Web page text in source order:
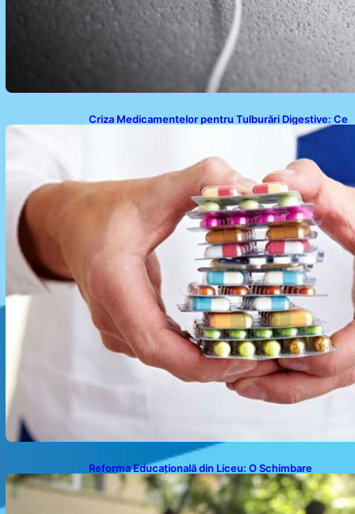
Criza Medicamentelor pentru Tulburări Digestive: Ce
Înseamnă Suspendarea Colebil și Panzcebil pentru
Reforma Educațională din Liceu: O Schimbare
Fundamentală pentru Generațiile Viitoare